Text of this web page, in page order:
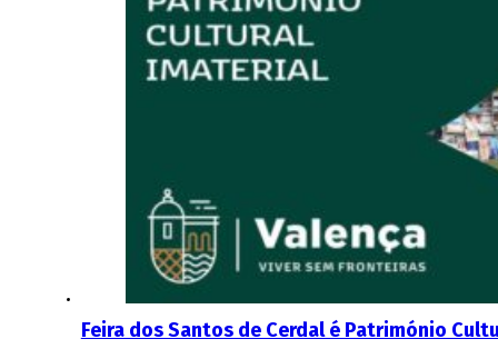
Feira dos Santos de Cerdal é Património